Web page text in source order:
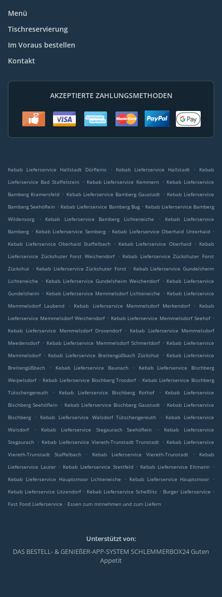
Menü
Tischreservierung
Im Voraus bestellen
Kontakt
AKZEPTIERTE ZAHLUNGSMETHODEN
Kebab Lieferservice Hallstadt Dörfleins . Kebab Lieferservice Hallstadt .
Kebab
Lieferservice Bad Staffelstein . Kebab Lieferservice Kemmern . Kebab Lieferservice
Bamberg Kramersfeld . Kebab Lieferservice Bamberg Gaustadt . Kebab Lieferservice
Bamberg Seehöflein . Kebab Lieferservice Bamberg Bug . Kebab Lieferservice Bamberg
Wildensorg
. Kebab Lieferservice Bamberg Lichteneiche .
Kebab Lieferservice
Bamberg . Kebab Lieferservice Semberg . Kebab Lieferservice Oberhaid Unterhaid .
Kebab Lieferservice Oberhaid Staffelbach . Kebab Lieferservice Oberhaid . Kebab
Lieferservice Zückshuter Forst Weichendorf
. Kebab Lieferservice Zückshuter Forst
Zückshut . Kebab Lieferservice Zückshuter Forst . Kebab Lieferservice Gundelsheim
Lichteneiche
. Kebab Lieferservice Gundelsheim Weichendorf . Kebab Lieferservice
Gundelsheim . Kebab Lieferservice Memmelsdorf Lichteneiche . Kebab Lieferservice
Memmelsdorf Laubend
. Kebab Lieferservice Memmelsdorf Merkendorf .
Kebab
Lieferservice Memmelsdorf Weichendorf . Kebab Lieferservice Memmelsdorf Seehof .
Kebab Lieferservice Memmelsdorf Drosendorf
. Kebab Lieferservice Memmelsdorf
Meedensdorf . Kebab Lieferservice Memmelsdorf Schmerldorf . Kebab Lieferservice
Memmelsdorf . Kebab Lieferservice Breitengüßbach Zückshut . Kebab Lieferservice
Breitengüßbach
. Kebab Lieferservice Baunach .
Kebab Lieferservice Bischberg
Weipelsdorf . Kebab Lieferservice Bischberg Trosdorf . Kebab Lieferservice Bischberg
Tütschengereuth
. Kebab Lieferservice Bischberg Rothof .
Kebab Lieferservice
Bischberg Seehöflein . Kebab Lieferservice Bischberg Gaustadt . Kebab Lieferservice
Bischberg
. Kebab Lieferservice Walsdorf Tütschengereuth .
Kebab Lieferservice
Walsdorf
. Kebab Lieferservice Stegaurach Seehöflein .
Kebab Lieferservice
Stegaurach . Kebab Lieferservice Viereth-Trunstadt Trunstadt . Kebab Lieferservice
Viereth-Trunstadt Staffelbach
. Kebab Lieferservice Viereth-Trunstadt .
Kebab
Lieferservice Lauter . Kebab Lieferservice Stettfeld . Kebab Lieferservice Eltmann .
Kebab Lieferservice Hauptsmoor Lichteneiche
. Kebab Lieferservice Hauptsmoor
.
Kebab Lieferservice Litzendorf . Kebab Lieferservice Scheßlitz . Burger Lieferservice .
Fast Food Lieferservice . Essen zum mitnehmen und zum Liefern
Unterstützt von:
DAS BESTELL- & GENIEßER-APP-SYSTEM SCHLEMMERBOX24 Guten
Appetit